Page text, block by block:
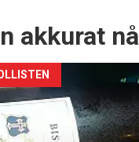
akkurat nå